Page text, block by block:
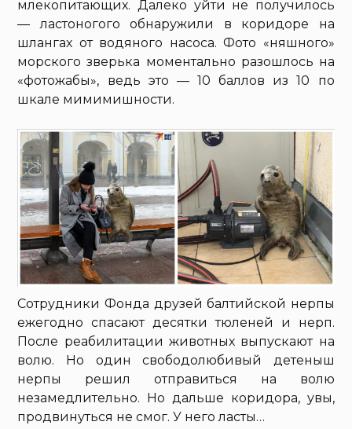
млекопитающих. Далеко уйти не получилось
— ластоногого обнаружили в коридоре на
шлангах от водяного насоса. Фото «няшного»
морского зверька моментально разошлось на
«фотожабы», ведь это — 10 баллов из 10 по
шкале мимимишности.
Сотрудники Фонда друзей балтийской нерпы
ежегодно спасают десятки тюленей и нерп.
После реабилитации животных выпускают на
волю. Но один свободолюбивый детеныш
нерпы решил отправиться на волю
незамедлительно. Но дальше коридора, увы,
продвинуться не смог. У него ласты…